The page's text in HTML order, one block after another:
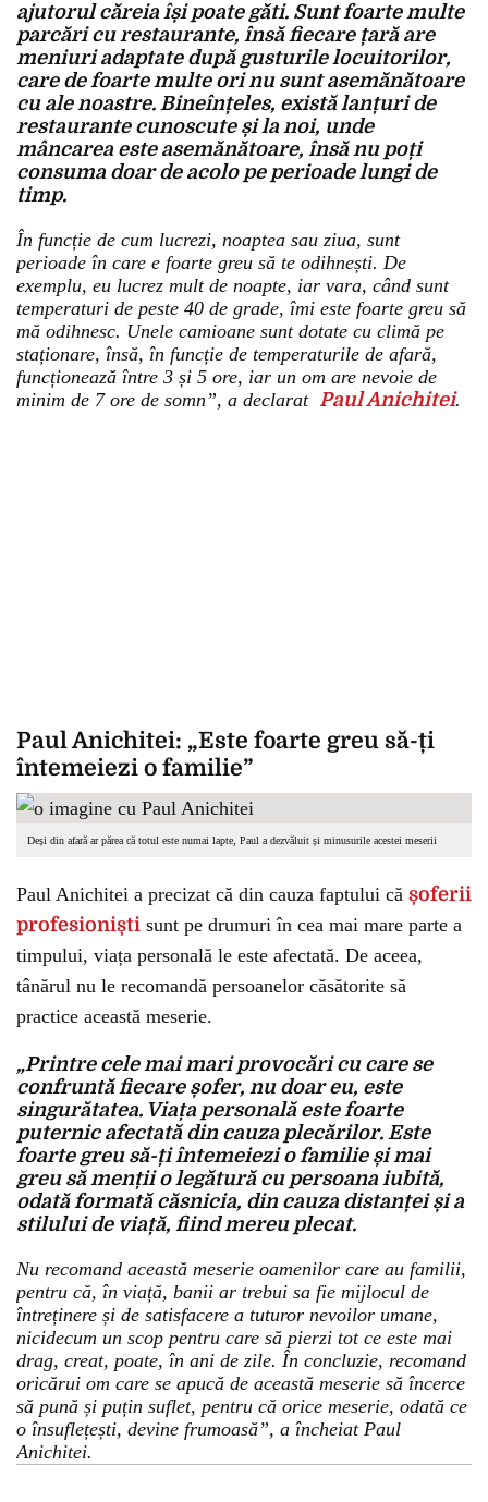
ajutorul căreia își poate găti. Sunt foarte multe
parcări cu restaurante, însă fiecare țară are
meniuri adaptate după gusturile locuitorilor,
care de foarte multe ori nu sunt asemănătoare
cu ale noastre. Bineînțeles, există lanțuri de
restaurante cunoscute și la noi, unde
mâncarea este asemănătoare, însă nu poți
consuma doar de acolo pe perioade lungi de
timp.
În funcție de cum lucrezi, noaptea sau ziua, sunt
perioade în care e foarte greu să te odihnești. De
exemplu, eu lucrez mult de noapte, iar vara, când sunt
temperaturi de peste 40 de grade, îmi este foarte greu să
mă odihnesc. Unele camioane sunt dotate cu climă pe
staționare, însă, în funcție de temperaturile de afară,
funcționează între 3 și 5 ore, iar un om are nevoie de
minim de 7 ore de somn”, a declarat Paul Anichitei.
Paul Anichitei: „Este foarte greu să-ți
întemeiezi o familie”
Deși din afară ar părea că totul este numai lapte, Paul a dezvăluit și minusurile acestei meserii
Paul Anichitei a precizat că din cauza faptului că șoferii
profesioniști sunt pe drumuri în cea mai mare parte a
timpului, viața personală le este afectată. De aceea,
tânărul nu le recomandă persoanelor căsătorite să
practice această meserie.
„Printre cele mai mari provocări cu care se
confruntă fiecare șofer, nu doar eu, este
singurătatea. Viața personală este foarte
puternic afectată din cauza plecărilor. Este
foarte greu să-ți întemeiezi o familie și mai
greu să menții o legătură cu persoana iubită,
odată formată căsnicia, din cauza distanței și a
stilului de viață, fiind mereu plecat.
Nu recomand această meserie oamenilor care au familii,
pentru că, în viață, banii ar trebui sa fie mijlocul de
întreținere și de satisfacere a tuturor nevoilor umane,
nicidecum un scop pentru care să pierzi tot ce este mai
drag, creat, poate, în ani de zile. În concluzie, recomand
oricărui om care se apucă de această meserie să încerce
să pună și puțin suflet, pentru că orice meserie, odată ce
o însuflețești, devine frumoasă”, a încheiat Paul
Anichitei.